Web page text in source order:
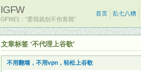
IGFW
GFW曰：“爱我就别不伤害我”
首页 乱七八糟
文章标签 ‘不代理上谷歌’
不用翻墙，不用vpn，轻松上谷歌